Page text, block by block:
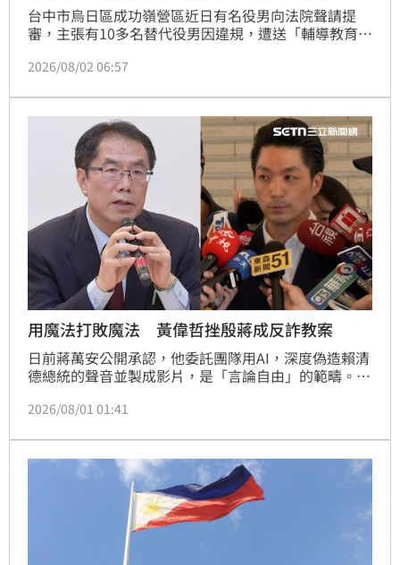
台中市烏日區成功嶺營區近日有名役男向法院聲請提
審，主張有10多名替代役男因違規，遭送「輔導教育」
不具審判權與管轄權，因此裁定，提審聲請案移送至台
2026/08/02 06:57
用魔法打敗魔法 黃偉哲挫殷蔣成反詐教案
日前蔣萬安公開承認，他委託團隊用AI，深度偽造賴清
德總統的聲音並製成影片，是「言論自由」的範疇。說
深偽蔣萬安的音檔，質問蔣萬安可以接受嗎？並痛批蔣
2026/08/01 01:41